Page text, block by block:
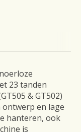
23 tanden
& GT502)
en lage
hanteren, ook
is